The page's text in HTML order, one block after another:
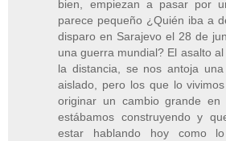
bien, empiezan a pasar por
parece pequeño ¿Quién iba a
disparo en Sarajevo el 28 de
una guerra mundial? El asalto
la distancia, se nos antoja
aislado, pero los que lo
originar un cambio grande
estábamos construyendo y
estar hablando hoy como